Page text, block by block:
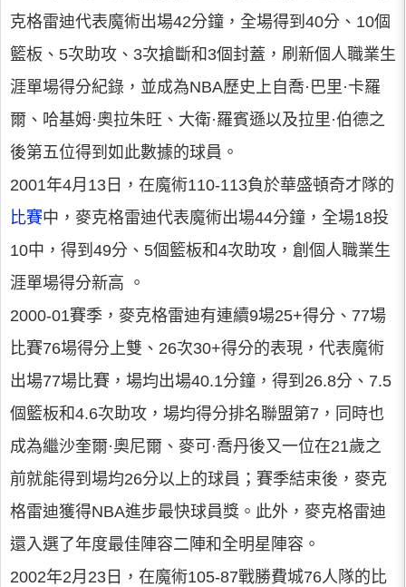
克格雷迪代表魔術出場42分鐘，全場得到40分、10個
籃板、5次助攻、3次搶斷和3個封蓋，刷新個人職業生
涯單場得分紀錄，並成為NBA歷史上自喬·巴里·卡羅
爾、哈基姆·奧拉朱旺、大衛·羅賓遜以及拉里·伯德之
後第五位得到如此數據的球員。
2001年4月13日，在魔術110-113負於華盛頓奇才隊的
比賽中，麥克格雷迪代表魔術出場44分鐘，全場18投
10中，得到49分、5個籃板和4次助攻，創個人職業生
涯單場得分新高 。
2000-01賽季，麥克格雷迪有連續9場25+得分、77場
比賽76場得分上雙、26次30+得分的表現，代表魔術
出場77場比賽，場均出場40.1分鐘，得到26.8分、7.5
個籃板和4.6次助攻，場均得分排名聯盟第7，同時也
成為繼沙奎爾·奧尼爾、麥可·喬丹後又一位在21歲之
前就能得到場均26分以上的球員；賽季結束後，麥克
格雷迪獲得NBA進步最快球員獎。此外，麥克格雷迪
還入選了年度最佳陣容二陣和全明星陣容。
2002年2月23日，在魔術105-87戰勝費城76人隊的比